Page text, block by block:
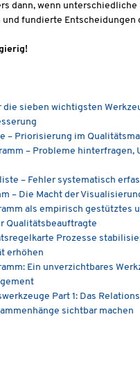
dann, wenn
und fundierte Entscheidungen
die sieben wichtigsten
– Priorisierung im
– Probleme hinterfragen,
– Fehler systematisch
– Die Macht der
als empirisch gestütztes
Qualitätsbeauftragte
Prozesse
erhöhen
Ein unverzichtbares
Part 1: Das
sichtbar machen